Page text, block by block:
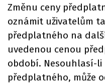
Změnu ceny
oznámit uživatelům
předplatného na
uvedenou cenou
období. Nesouhlasí-
předplatného, může